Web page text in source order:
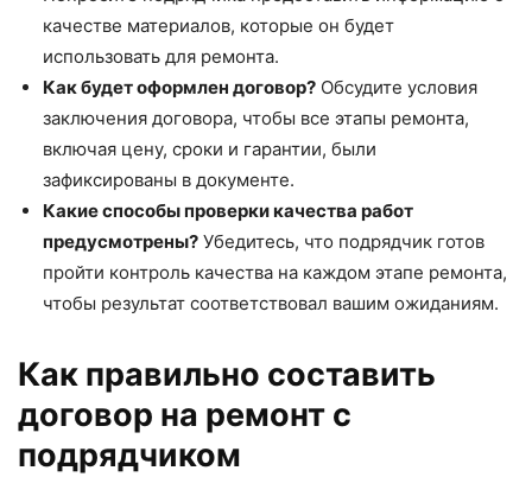
качестве материалов, которые он будет
использовать для ремонта.
Как будет оформлен договор? Обсудите условия
заключения договора, чтобы все этапы ремонта,
включая цену, сроки и гарантии, были
зафиксированы в документе.
Какие способы проверки качества работ
предусмотрены? Убедитесь, что подрядчик готов
пройти контроль качества на каждом этапе ремонта,
чтобы результат соответствовал вашим ожиданиям.
Как правильно составить
договор на ремонт с
подрядчиком